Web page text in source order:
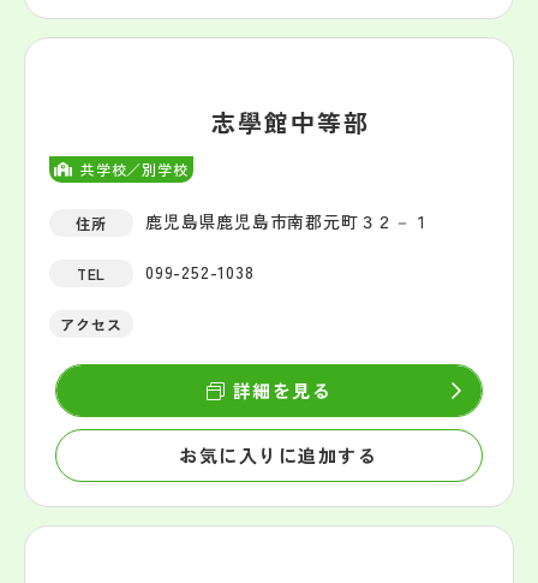
共学校／別学校
志學館中等部
住所 鹿児島県鹿児島市南郡元町３２－１
TEL 099-252-1038
アクセス
お気に入りに追加する
詳細を見る